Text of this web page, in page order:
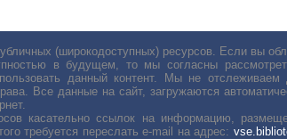
(широкодоступных) ресурсов. Если вы
в будущем, то мы согласны
данный контент. Мы не отслеживаем
Все данные на сайт, загружаются
касательно ссылок на информацию,
требуется переслать е-mail на адрес: